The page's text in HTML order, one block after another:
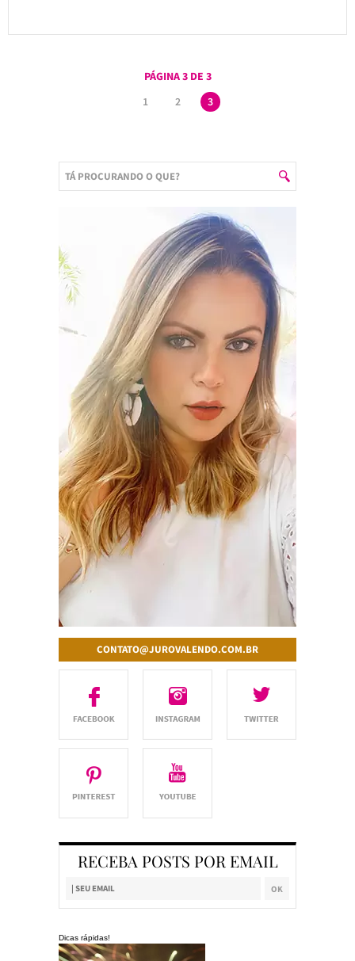
PÁGINA 3 DE 3
1
2 3
CONTATO@JUROVALENDO.COM.BR
RECEBA POSTS POR EMAIL
Dicas rápidas!